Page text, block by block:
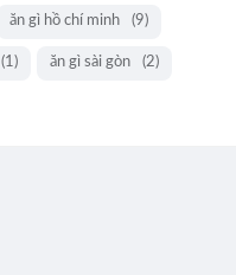
ăn gì hồ chí minh (9)
(1) ăn gì sài gòn (2)